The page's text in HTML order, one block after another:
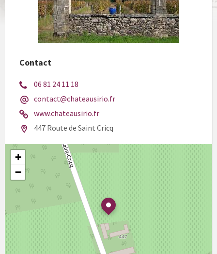
Contact
06 81 24 11 18
contact@chateausirio.fr
www.chateausirio.fr
447 Route de Saint Cricq
+
−